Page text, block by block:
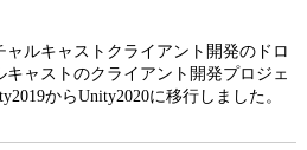
ルキャストクライアント開発のドロ
ャストのクライアント開発プロジェ
からUnity2020に移行しました。